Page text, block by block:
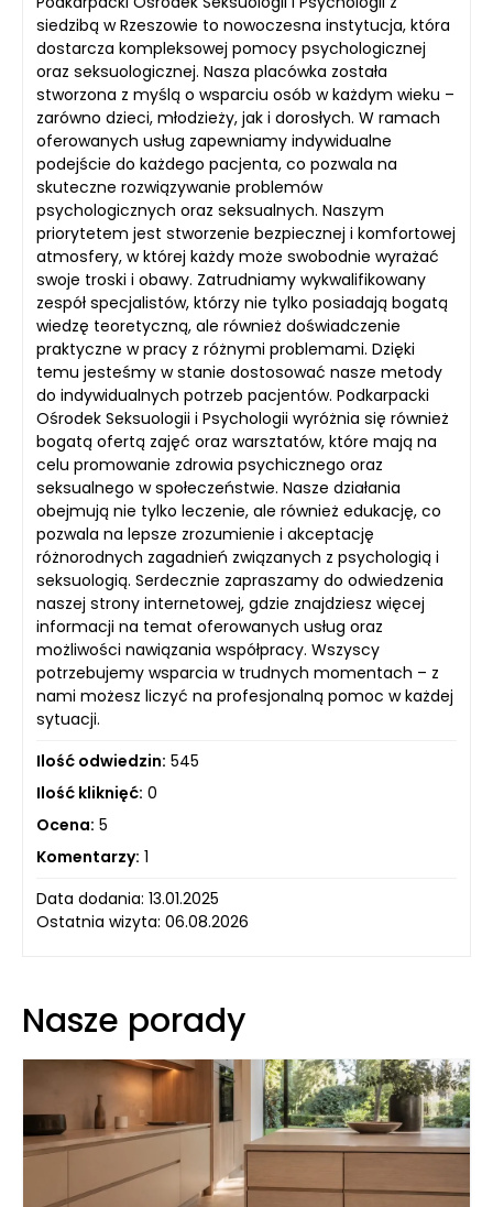
siedzibą w Rzeszowie to nowoczesna instytucja, która
dostarcza kompleksowej pomocy psychologicznej
oraz seksuologicznej. Nasza placówka została
stworzona z myślą o wsparciu osób w każdym wieku –
zarówno dzieci, młodzieży, jak i dorosłych. W ramach
oferowanych usług zapewniamy indywidualne
podejście do każdego pacjenta, co pozwala na
skuteczne rozwiązywanie problemów
psychologicznych oraz seksualnych. Naszym
priorytetem jest stworzenie bezpiecznej i komfortowej
atmosfery, w której każdy może swobodnie wyrażać
swoje troski i obawy. Zatrudniamy wykwalifikowany
zespół specjalistów, którzy nie tylko posiadają bogatą
wiedzę teoretyczną, ale również doświadczenie
praktyczne w pracy z różnymi problemami. Dzięki
temu jesteśmy w stanie dostosować nasze metody
do indywidualnych potrzeb pacjentów. Podkarpacki
Ośrodek Seksuologii i Psychologii wyróżnia się również
bogatą ofertą zajęć oraz warsztatów, które mają na
celu promowanie zdrowia psychicznego oraz
seksualnego w społeczeństwie. Nasze działania
obejmują nie tylko leczenie, ale również edukację, co
pozwala na lepsze zrozumienie i akceptację
różnorodnych zagadnień związanych z psychologią i
seksuologią. Serdecznie zapraszamy do odwiedzenia
naszej strony internetowej, gdzie znajdziesz więcej
informacji na temat oferowanych usług oraz
możliwości nawiązania współpracy. Wszyscy
potrzebujemy wsparcia w trudnych momentach – z
nami możesz liczyć na profesjonalną pomoc w każdej
sytuacji.
Ilość odwiedzin: 545
Ilość kliknięć: 0
Ocena: 5
Komentarzy: 1
Data dodania: 13.01.2025
Ostatnia wizyta: 06.08.2026
Nasze porady